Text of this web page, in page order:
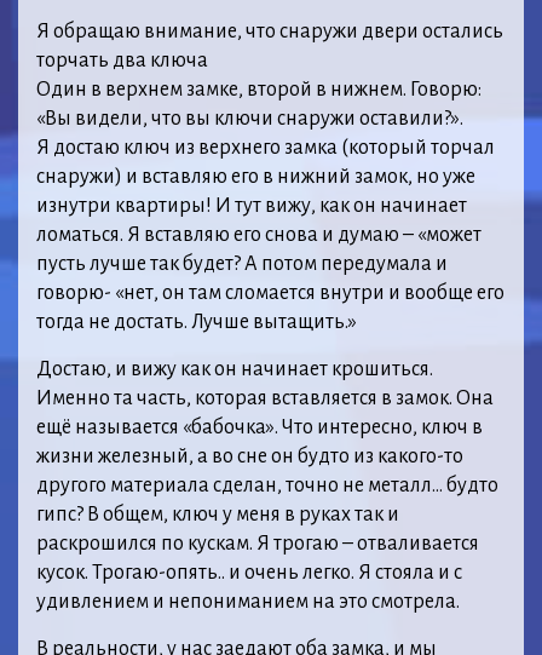
Я обращаю внимание, что снаружи двери остались
торчать два ключа
Один в верхнем замке, второй в нижнем. Говорю:
«Вы видели, что вы ключи снаружи оставили?».
Я достаю ключ из верхнего замка (который торчал
снаружи) и вставляю его в нижний замок, но уже
изнутри квартиры! И тут вижу, как он начинает
ломаться. Я вставляю его снова и думаю – «может
пусть лучше так будет? А потом передумала и
говорю- «нет, он там сломается внутри и вообще его
тогда не достать. Лучше вытащить.»
Достаю, и вижу как он начинает крошиться.
Именно та часть, которая вставляется в замок. Она
ещё называется «бабочка». Что интересно, ключ в
жизни железный, а во сне он будто из какого-то
другого материала сделан, точно не металл… будто
гипс? В общем, ключ у меня в руках так и
раскрошился по кускам. Я трогаю – отваливается
кусок. Трогаю-опять.. и очень легко. Я стояла и с
удивлением и непониманием на это смотрела.
В реальности, у нас заедают оба замка, и мы